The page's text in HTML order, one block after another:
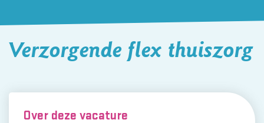
Verzorgende flex thuiszorg
Over deze vacature